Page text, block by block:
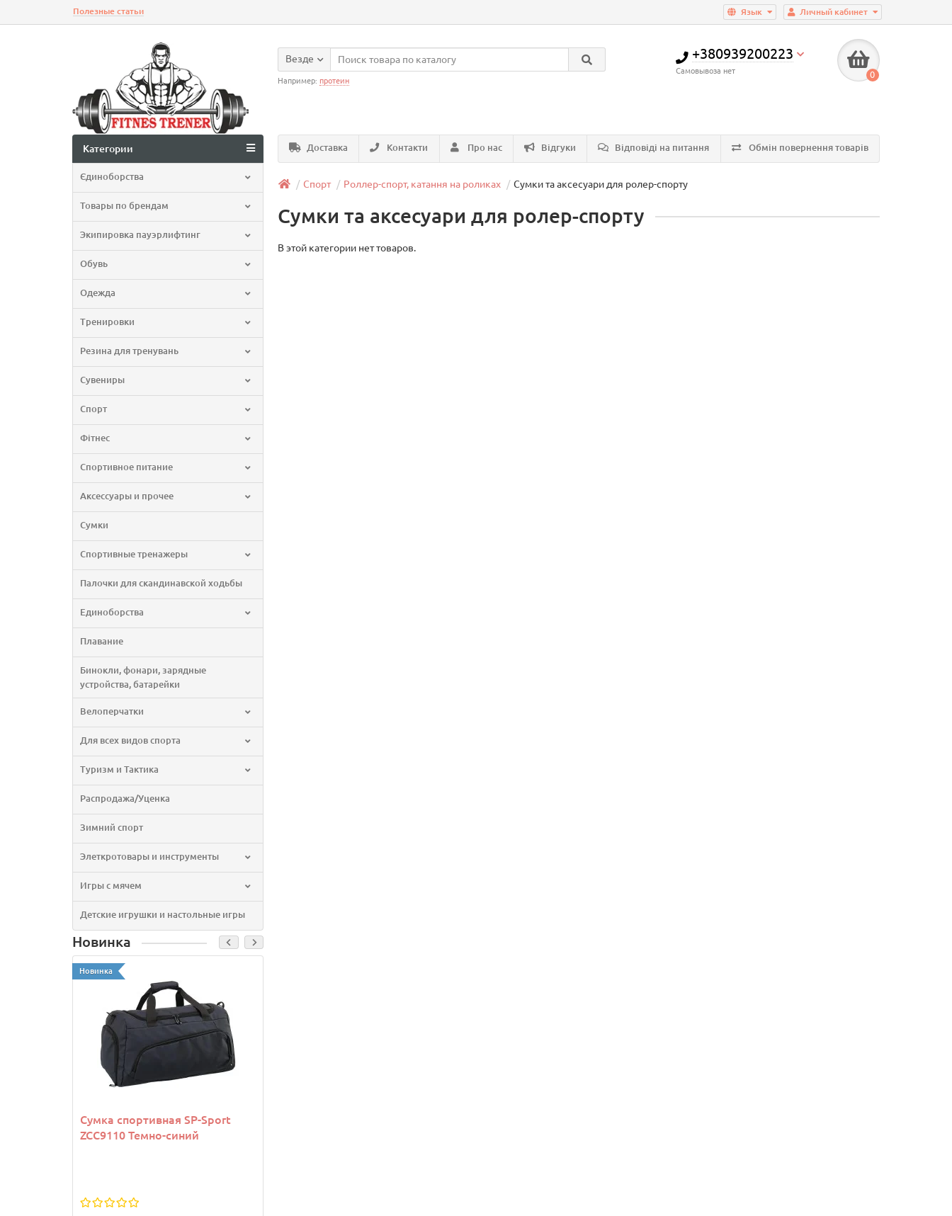
Личный кабинет
Язык
Полезные статьи
+380939200223
Самовывоза нет 0
Везде
Например: протеин
Доставка Контакти Про нас Відгуки Відповіді на питання Обмін повернення товарів
Категории
Єдиноборства
Товары по брендам
Экипировка пауэрлифтинг
Обувь
Одежда
Тренировки
Резина для тренувань
Сувениры
Спорт
Фітнес
Спортивное питание
Аксессуары и прочее
Сумки
Спортивные тренажеры
Палочки для скандинавской ходьбы
Единоборства
Плавание
Бинокли, фонари, зарядные
устройства, батарейки
Велоперчатки
Для всех видов спорта
Туризм и Тактика
Распродажа/Уценка
Зимний спорт
Элеткротовары и инструменты
Игры с мячем
Детские игрушки и настольные игры
Спорт Роллер-спорт, катання на роликах Сумки та аксесуари для ролер-спорту
Новинка
Новинка
Сумка спортивная SP-Sport
ZCC9110 Темно-синий
Сумки та аксесуари для ролер-спорту
В этой категории нет товаров.